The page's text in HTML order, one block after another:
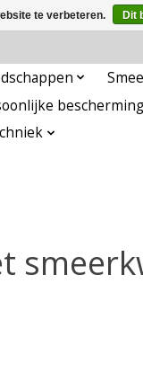
bescherming
te verbeteren. Dit